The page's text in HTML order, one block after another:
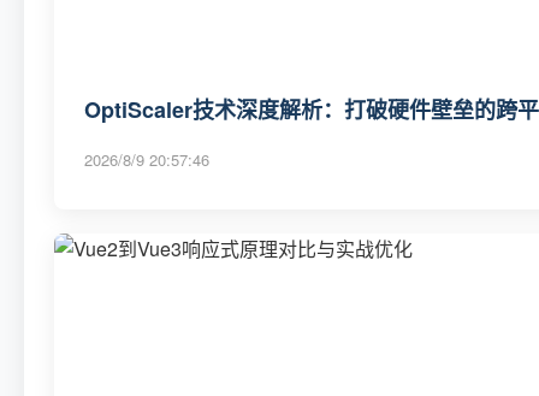
OptiScaler技术深度解析：打破硬件壁垒的跨
2026/8/9 20:57:46